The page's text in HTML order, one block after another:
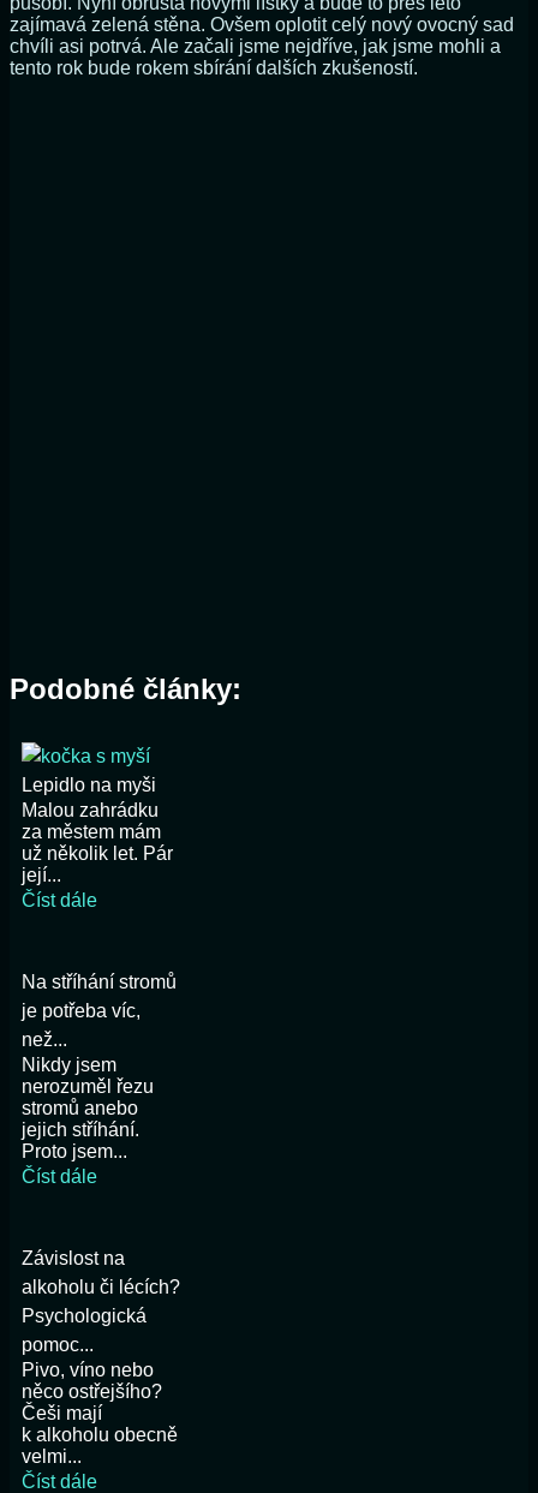
zajímavá zelená stěna. Ovšem oplotit celý nový ovocný sad
chvíli asi potrvá. Ale začali jsme nejdříve, jak jsme mohli a
tento rok bude rokem sbírání dalších zkušeností.
Podobné články:
Lepidlo na myši
Malou zahrádku
za městem mám
už několik let. Pár
její...
Číst dále
Na stříhání stromů
je potřeba víc,
než...
Nikdy jsem
nerozuměl řezu
stromů anebo
jejich stříhání.
Proto jsem...
Číst dále
Závislost na
alkoholu či lécích?
Psychologická
pomoc...
Pivo, víno nebo
něco ostřejšího?
Češi mají
k alkoholu obecně
velmi...
Číst dále